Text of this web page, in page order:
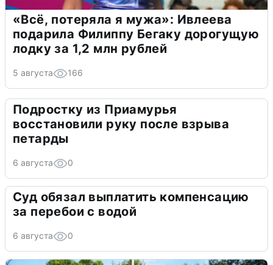
«Всё, потеряла я мужа»: Ивлеева
подарила Филиппу Бегаку дорогущую
лодку за 1,2 млн рублей
5 августа 166
Подростку из Приамурья
восстановили руку после взрыва
петарды
6 августа 0
Суд обязал выплатить компенсацию
за перебои с водой
6 августа 0